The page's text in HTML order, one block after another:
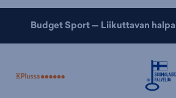
Budget Sport — Liikuttavan